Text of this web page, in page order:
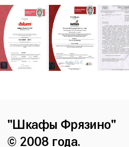
"Шкафы Фрязино"
© 2008 года.